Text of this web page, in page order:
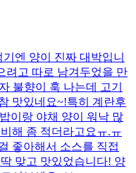
엔 양이 진짜 대박입니
려고 따로 남겨두었을 만
불향이 훅 나는데 고기
맛있네요~!특히 계란후
이랑 야채 양이 워낙 많
해 좀 적더라고요ㅠ.ㅠ
좋아해서 소스를 직접
맞고 맛있었습니다! 양